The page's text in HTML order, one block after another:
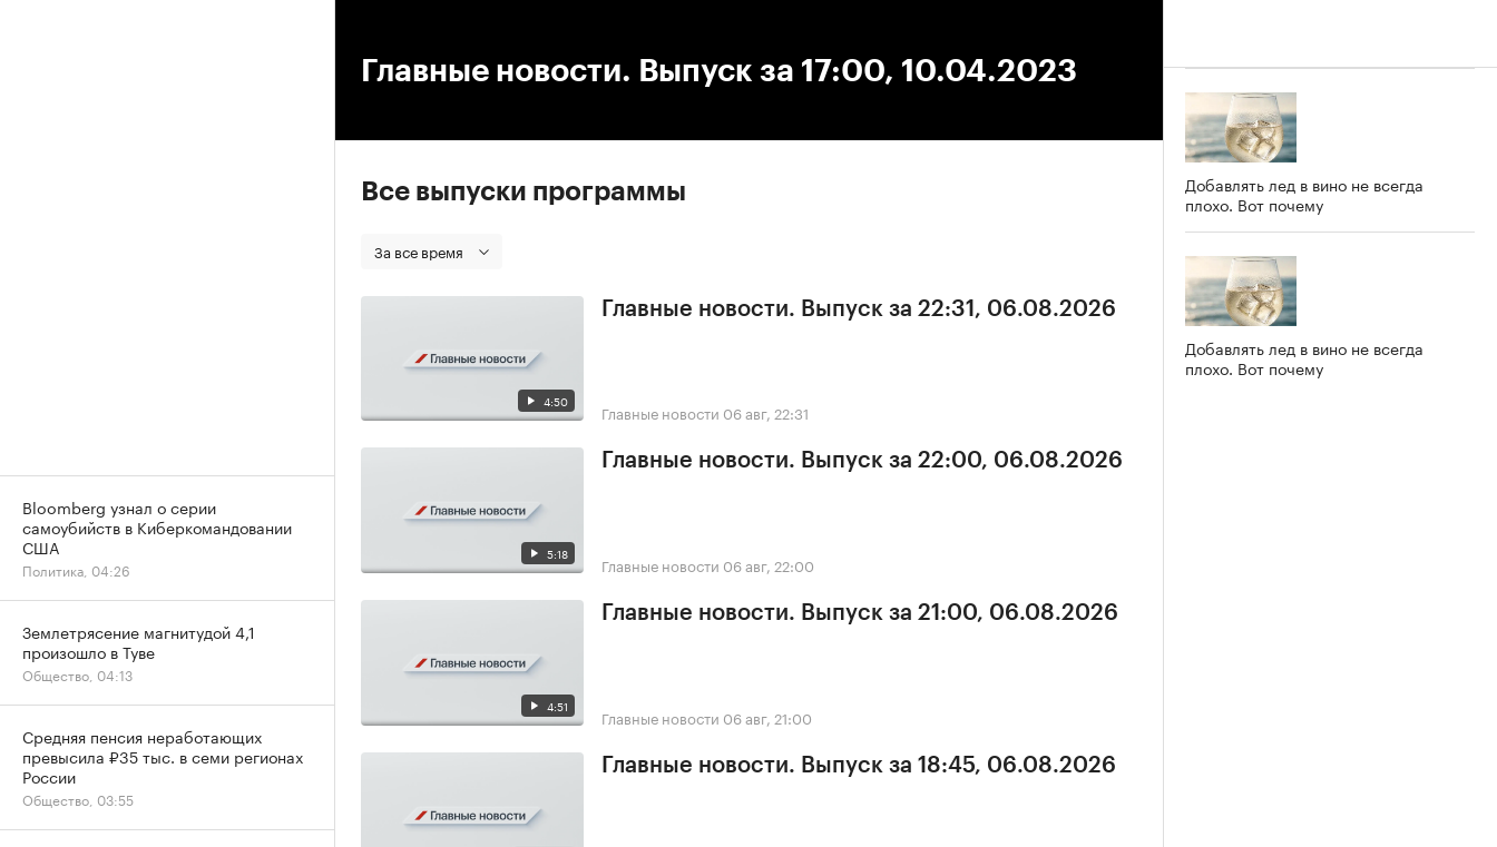
Главные новости. Выпуск за 17:00, 10.04.2023
Все выпуски программы
За все время
4:50
Главные новости. Выпуск за 22:31, 06.08.2026
Главные новости 06 авг, 22:31
5:18
Главные новости. Выпуск за 22:00, 06.08.2026
Главные новости 06 авг, 22:00
4:51
Главные новости. Выпуск за 21:00, 06.08.2026
Главные новости 06 авг, 21:00
Главные новости. Выпуск за 18:45, 06.08.2026
Добавлять лед в вино не всегда
плохо. Вот почему
Добавлять лед в вино не всегда
плохо. Вот почему
Bloomberg узнал о серии
самоубийств в Киберкомандовании
США
Политика, 04:26
Землетрясение магнитудой 4,1
произошло в Туве
Общество, 04:13
Средняя пенсия неработающих
превысила ₽35 тыс. в семи регионах
России
Общество, 03:55